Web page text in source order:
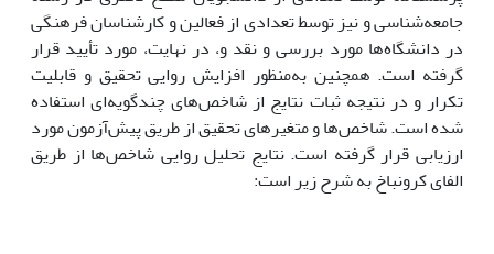
جامعه‌شناسی و نیز توسط تعدادی از فعالین و کارشناسان فرهنگی
در دانشگاه‌ها مورد بررسی و نقد و، در نهایت، مورد تأیید قرار
گرفته است. همچنین به‌منظور افزایش روایی تحقیق و قابلیت
تکرار و در نتیجه ثبات نتایج از شاخص‌های چندگویه‌ای استفاده
شده است. شاخص‌ها و متغیرهای تحقیق از طریق پیش‌آزمون مورد
ارزیابی قرار گرفته است. نتایج تحلیل روایی شاخص‌ها از طریق
الفای کرونباخ به شرح زیر است: